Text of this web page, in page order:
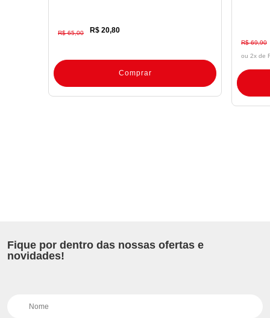
R$ 65,00 R$ 20,80
Comprar
R$ 69,90
ou 2x de
Fique por dentro das nossas ofertas e
novidades!